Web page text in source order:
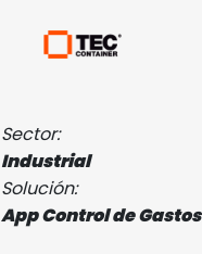
Sector:
Industrial
Solución:
App Control de Gastos